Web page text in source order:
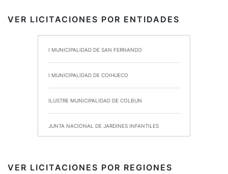
VER LICITACIONES POR ENTIDADES
I MUNICIPALIDAD DE SAN FERNANDO
I MUNICIPALIDAD DE COIHUECO
ILUSTRE MUNICIPALIDAD DE COLBUN
JUNTA NACIONAL DE JARDINES INFANTILES
VER LICITACIONES POR REGIONES